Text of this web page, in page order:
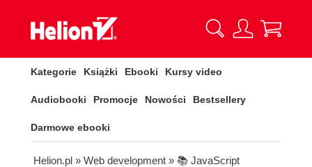
Kategorie Książki Ebooki Kursy video
Audiobooki Promocje Nowości Bestsellery
Darmowe ebooki
Helion.pl » Web development » 📚 JavaScript